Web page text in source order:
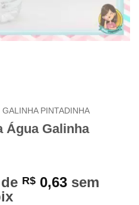
GALINHA PINTADINHA
Água Galinha
R$ 0,63 sem